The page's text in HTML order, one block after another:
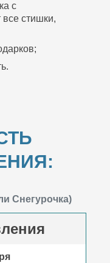
с
стишки,
Снегурочка)